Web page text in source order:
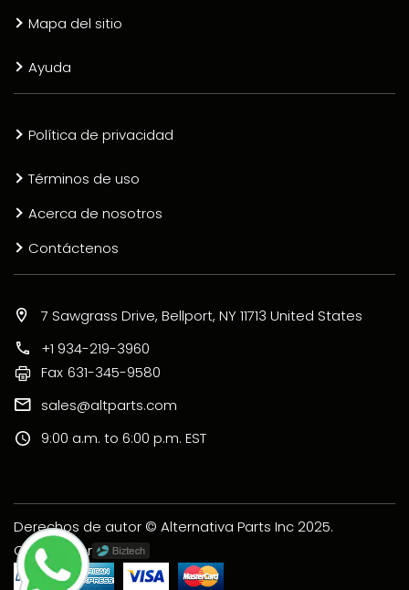
Mapa del sitio
Ayuda
Política de privacidad
Términos de uso
Acerca de nosotros
Contáctenos
7 Sawgrass Drive, Bellport, NY 11713 United States
+1 934-219-3960
Fax 631-345-9580
sales@altparts.com
9:00 a.m. to 6:00 p.m. EST
Derechos de autor © Alternativa Parts Inc 2025.
Creado por